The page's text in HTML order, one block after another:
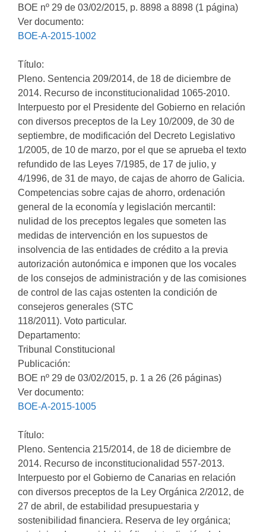
BOE nº 29 de 03/02/2015, p. 8898 a 8898 (1 página)
Ver documento:
BOE-A-2015-1002
Título:
Pleno. Sentencia 209/2014, de 18 de diciembre de
2014. Recurso de inconstitucionalidad 1065-2010.
Interpuesto por el Presidente del Gobierno en relación
con diversos preceptos de la Ley 10/2009, de 30 de
septiembre, de modificación del Decreto Legislativo
1/2005, de 10 de marzo, por el que se aprueba el texto
refundido de las Leyes 7/1985, de 17 de julio, y
4/1996, de 31 de mayo, de cajas de ahorro de Galicia.
Competencias sobre cajas de ahorro, ordenación
general de la economía y legislación mercantil:
nulidad de los preceptos legales que someten las
medidas de intervención en los supuestos de
insolvencia de las entidades de crédito a la previa
autorización autonómica e imponen que los vocales
de los consejos de administración y de las comisiones
de control de las cajas ostenten la condición de
consejeros generales (STC
118/2011). Voto particular.
Departamento:
Tribunal Constitucional
Publicación:
BOE nº 29 de 03/02/2015, p. 1 a 26 (26 páginas)
Ver documento:
BOE-A-2015-1005
Título:
Pleno. Sentencia 215/2014, de 18 de diciembre de
2014. Recurso de inconstitucionalidad 557-2013.
Interpuesto por el Gobierno de Canarias en relación
con diversos preceptos de la Ley Orgánica 2/2012, de
27 de abril, de estabilidad presupuestaria y
sostenibilidad financiera. Reserva de ley orgánica;